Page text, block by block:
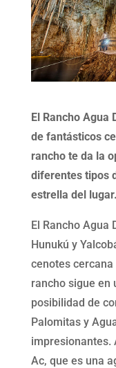
El Rancho Agua
de fantásticos
rancho te da la
diferentes tipos
estrella del lugar.
El Rancho Agua
Hunukú y
cenotes cercana
rancho sigue en
posibilidad de
Palomitas y
impresionantes.
Ac, que es una